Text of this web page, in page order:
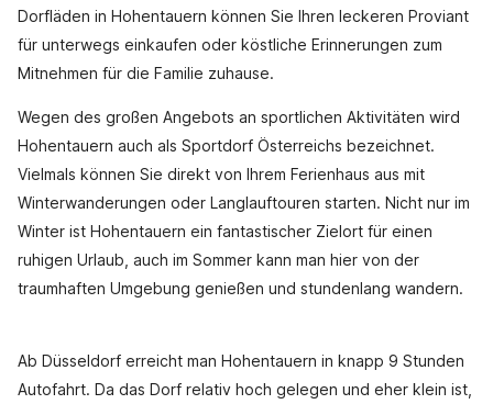
Dorfläden in Hohentauern können Sie Ihren leckeren Proviant
für unterwegs einkaufen oder köstliche Erinnerungen zum
Mitnehmen für die Familie zuhause.
Wegen des großen Angebots an sportlichen Aktivitäten wird
Hohentauern auch als Sportdorf Österreichs bezeichnet.
Vielmals können Sie direkt von Ihrem Ferienhaus aus mit
Winterwanderungen oder Langlauftouren starten. Nicht nur im
Winter ist Hohentauern ein fantastischer Zielort für einen
ruhigen Urlaub, auch im Sommer kann man hier von der
traumhaften Umgebung genießen und stundenlang wandern.
Ab Düsseldorf erreicht man Hohentauern in knapp 9 Stunden
Autofahrt. Da das Dorf relativ hoch gelegen und eher klein ist,